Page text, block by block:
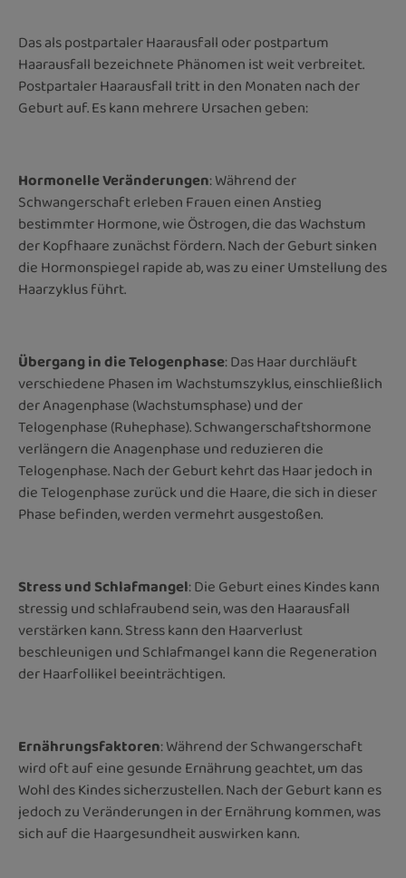
Das als postpartaler Haarausfall oder postpartum
Haarausfall bezeichnete Phänomen ist weit verbreitet.
Postpartaler Haarausfall tritt in den Monaten nach der
Geburt auf. Es kann mehrere Ursachen geben:
Hormonelle Veränderungen: Während der
Schwangerschaft erleben Frauen einen Anstieg
bestimmter Hormone, wie Östrogen, die das Wachstum
der Kopfhaare zunächst fördern. Nach der Geburt sinken
die Hormonspiegel rapide ab, was zu einer Umstellung des
Haarzyklus führt.
Übergang in die Telogenphase: Das Haar durchläuft
verschiedene Phasen im Wachstumszyklus, einschließlich
der Anagenphase (Wachstumsphase) und der
Telogenphase (Ruhephase). Schwangerschaftshormone
verlängern die Anagenphase und reduzieren die
Telogenphase. Nach der Geburt kehrt das Haar jedoch in
die Telogenphase zurück und die Haare, die sich in dieser
Phase befinden, werden vermehrt ausgestoßen.
Stress und Schlafmangel: Die Geburt eines Kindes kann
stressig und schlafraubend sein, was den Haarausfall
verstärken kann. Stress kann den Haarverlust
beschleunigen und Schlafmangel kann die Regeneration
der Haarfollikel beeinträchtigen.
Ernährungsfaktoren: Während der Schwangerschaft
wird oft auf eine gesunde Ernährung geachtet, um das
Wohl des Kindes sicherzustellen. Nach der Geburt kann es
jedoch zu Veränderungen in der Ernährung kommen, was
sich auf die Haargesundheit auswirken kann.